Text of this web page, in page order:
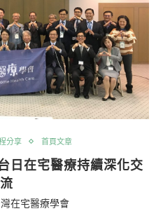
分享 首頁文章
日在宅醫療持續深化交
流
在宅醫療學會